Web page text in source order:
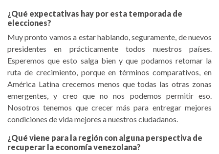
¿Qué expectativas hay por esta temporada de
elecciones?
Muy pronto vamos a estar hablando, seguramente, de nuevos
presidentes en prácticamente todos nuestros países.
Esperemos que esto salga bien y que podamos retomar la
ruta de crecimiento, porque en términos comparativos, en
América Latina crecemos menos que todas las otras zonas
emergentes, y creo que no nos podemos permitir eso.
Nosotros tenemos que crecer más para entregar mejores
condiciones de vida mejores a nuestros ciudadanos.
¿Qué viene para la región con alguna perspectiva de
recuperar la economía venezolana?